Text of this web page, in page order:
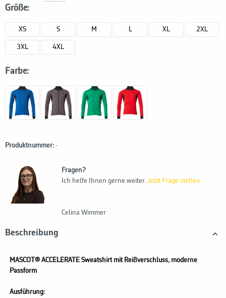
Größe:
XS S M L XL 2XL
3XL 4XL
Farbe:
Produktnummer: -
Fragen?
Ich helfe Ihnen gerne weiter. Jetzt Frage stellen
Celina Wimmer
Beschreibung
MASCOT® ACCELERATE Sweatshirt mit Reißverschluss, moderne
Passform
Ausführung: